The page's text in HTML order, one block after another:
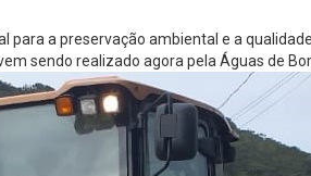
a preservação ambiental e a
sendo realizado agora pela Águas de